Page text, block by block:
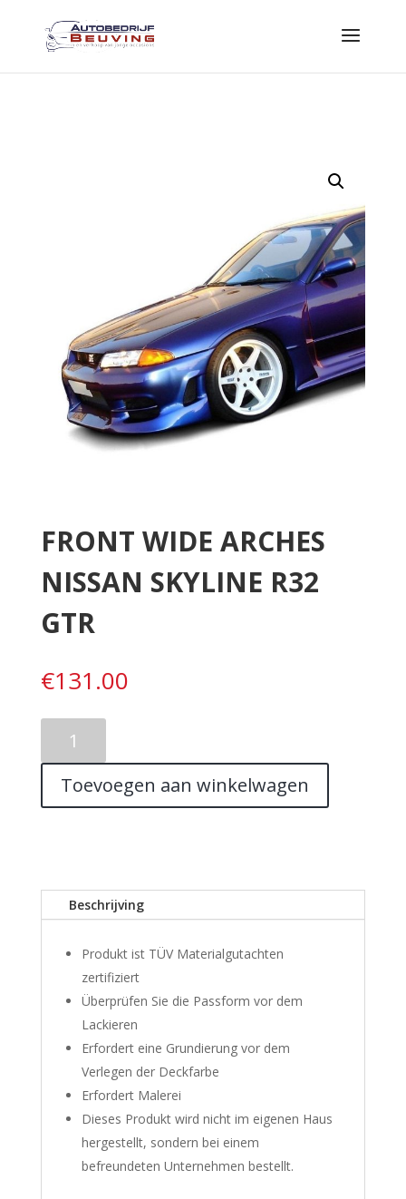
FRONT WIDE ARCHES
NISSAN SKYLINE R32
GTR
€131.00
ARCHES
NISSAN
SKYLINE
Toevoegen aan winkelwagen
Beschrijving
Produkt ist TÜV Materialgutachten
zertifiziert
Überprüfen Sie die Passform vor dem
Lackieren
Erfordert eine Grundierung vor dem
Verlegen der Deckfarbe
Erfordert Malerei
Dieses Produkt wird nicht im eigenen Haus
hergestellt, sondern bei einem
befreundeten Unternehmen bestellt.